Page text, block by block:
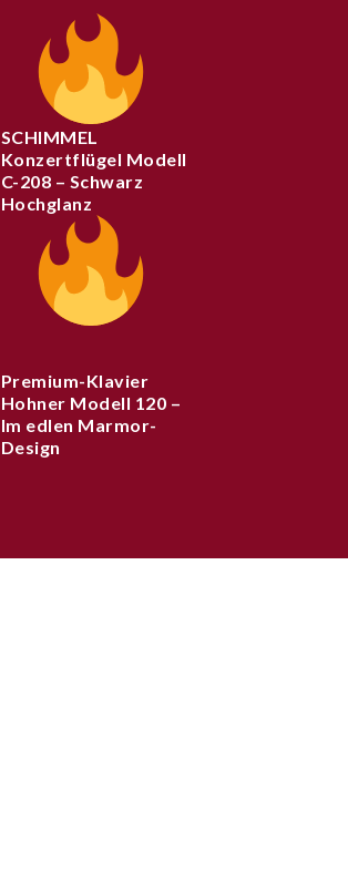
SCHIMMEL
Konzertflügel Modell
C-208 – Schwarz
Hochglanz
Premium-Klavier
Hohner Modell 120 –
Im edlen Marmor-
Design